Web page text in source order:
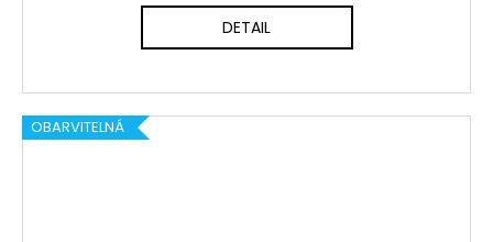
DETAIL
OBARVITELNÁ